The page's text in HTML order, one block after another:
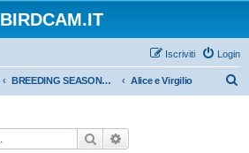
BIRDCAM.IT
Login
Iscriviti
BREEDING SEASONS 2007-2008 Alice e Virgilio
Cerca